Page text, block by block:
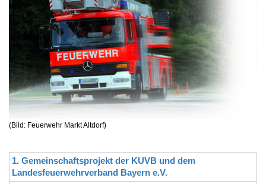
(Bild: Feuerwehr Markt Altdorf)
1. Gemeinschaftsprojekt der KUVB und dem
Landesfeuerwehrverband Bayern e.V.